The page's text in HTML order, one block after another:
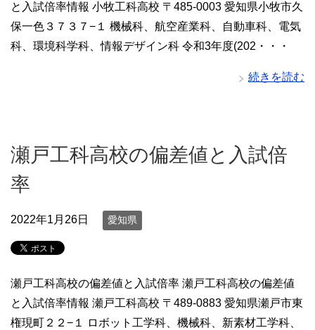
と入試倍率情報 小牧工科高校 〒485-0003 愛知県小牧市久
保一色３７３７−１ 機械科、航空産業科、自動車科、電気
科、環境科学科、情報デザイン科 令和3年度(202・・・
続きを読む
瀬戸工科高校の偏差値と入試倍
率
2022年1月26日 愛知県
瀬戸工科高校の偏差値と入試倍率 瀬戸工科高校の偏差値
と入試倍率情報 瀬戸工科高校 〒489-0883 愛知県瀬戸市東
権現町２２−１ ロボット工学科、機械科、新素材工学科、